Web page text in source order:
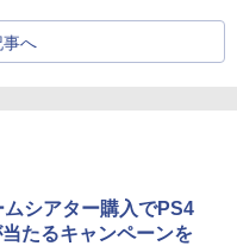
事へ
シアター購入でPS4
当たるキャンペーンを